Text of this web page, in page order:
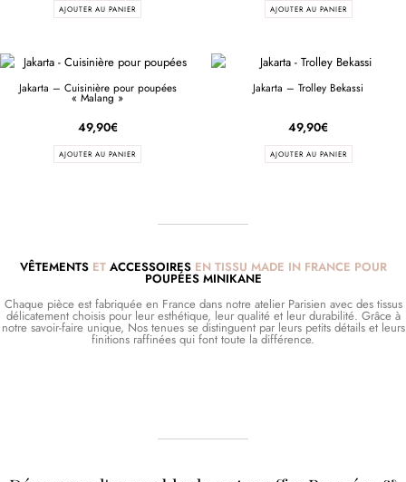
AJOUTER AU PANIER AJOUTER AU PANIER
Jakarta – Cuisinière pour poupées
« Malang »
49,90€
AJOUTER AU PANIER
Jakarta – Trolley Bekassi
49,90€
AJOUTER AU PANIER
VÊTEMENTSET ACCESSOIRESEN TISSU MADE IN FRANCE POUR
POUPÉES MINIKANE
Chaque pièce est fabriquée en France dans notre atelier Parisien avec des tissus
délicatement choisis pour leur esthétique, leur qualité et leur durabilité. Grâce à
notre savoir-faire unique, Nos tenues se distinguent par leurs petits détails et leurs
finitions raffinées qui font toute la différence.